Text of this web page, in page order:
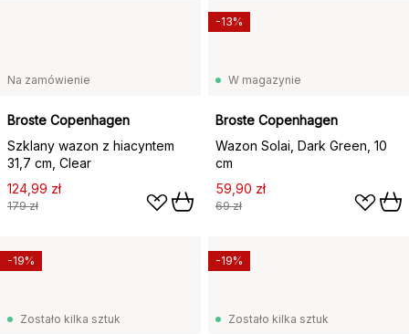
Na zamówienie
Broste Copenhagen
Szklany wazon z hiacyntem
31,7 cm, Clear
124,99 zł
179 zł
W magazynie
Broste Copenhagen
Wazon Solai, Dark Green, 10
cm
59,90 zł
69 zł
-13%
Zostało kilka sztuk
-19%
Zostało kilka sztuk
-19%